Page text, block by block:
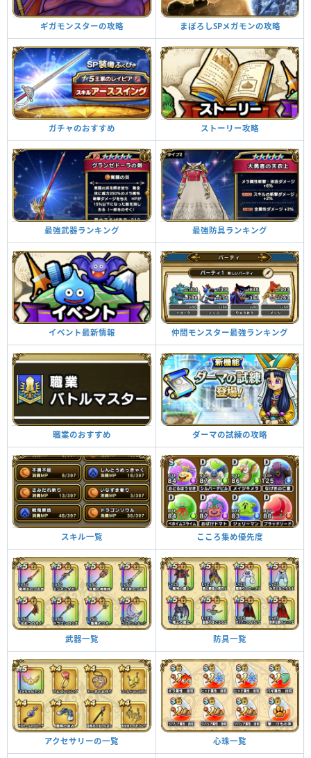
ギガモンスターの攻略 まぼろしSPメガモンの攻略
ガチャのおすすめ ストーリー攻略
最強武器ランキング 最強防具ランキング
イベント最新情報 仲間モンスター最強ランキング
職業のおすすめ ダーマの試練の攻略
スキル一覧 こころ集め優先度
武器一覧 防具一覧
アクセサリーの一覧 心珠一覧